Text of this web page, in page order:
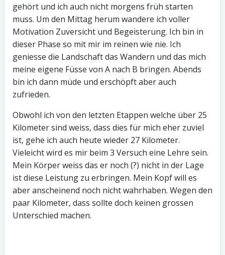
gehört und ich auch nicht morgens früh starten
muss. Um den Mittag herum wandere ich voller
Motivation Zuversicht und Begeisterung. Ich bin in
dieser Phase so mit mir im reinen wie nie. Ich
geniesse die Landschaft das Wandern und das mich
meine eigene Füsse von A nach B bringen. Abends
bin ich dann müde und erschöpft aber auch
zufrieden.
Obwohl ich von den letzten Etappen welche über 25
Kilometer sind weiss, dass dies für mich eher zuviel
ist, gehe ich auch heute wieder 27 Kilometer.
Vieleicht wird es mir beim 3 Versuch eine Lehre sein.
Mein Körper weiss das er noch (?) nicht in der Lage
ist diese Leistung zu erbringen. Mein Kopf will es
aber anscheinend noch nicht wahrhaben. Wegen den
paar Kilometer, dass sollte doch keinen grossen
Unterschied machen.